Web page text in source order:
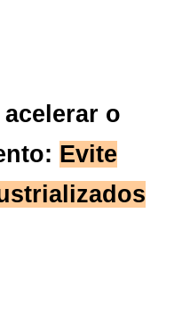
acelerar o
Evite